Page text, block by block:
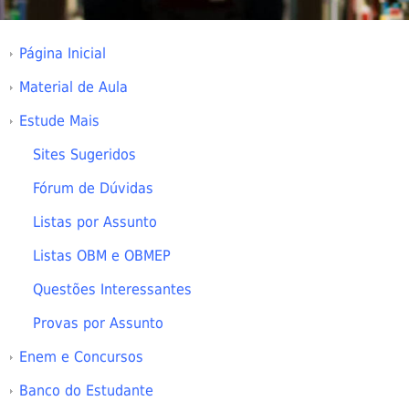
Página Inicial
Material de Aula
Estude Mais
Sites Sugeridos
Fórum de Dúvidas
Listas por Assunto
Listas OBM e OBMEP
Questões Interessantes
Provas por Assunto
Enem e Concursos
Banco do Estudante